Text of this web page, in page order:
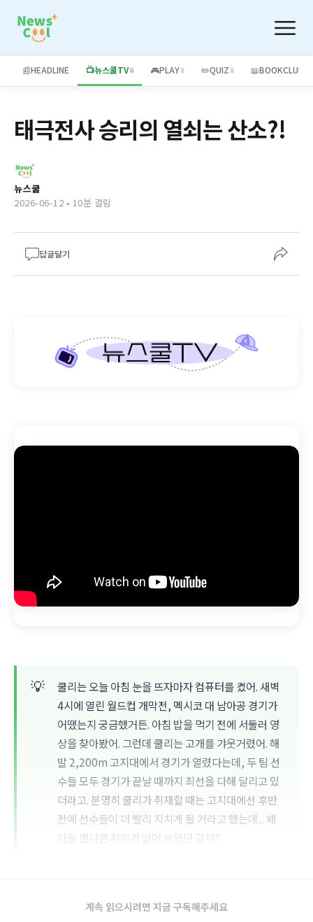
📰HEADLINE 📺뉴스쿨TV🔒 🎮PLAY🔒 ✏️QUIZ 🔒 📖BOOKCLUB
태극전사 승리의 열쇠는 산소?!
뉴스쿨
2026-06-12 - 10분 걸림
답글달기
💡
쿨리는 오늘 아침 눈을 뜨자마자 컴퓨터를 켰어. 새벽
4시에 열린 월드컵 개막전, 멕시코 대 남아공 경기가
어땠는지 궁금했거든. 아침 밥을 먹기 전에 서둘러 영
상을 찾아봤어. 그런데 쿨리는 고개를 갸웃거렸어. 해
발 2,200m 고지대에서 경기가 열렸다는데, 두 팀 선
수들 모두 경기가 끝날 때까지 최선을 다해 달리고 있
더라고. 분명히 쿨리가 취재할 때는 고지대에선 후반
전에 선수들이 더 빨리 지치게 될 거라고 했는데... 왜
다들 별다른 차이가 없어 보였던 걸까?
계속 읽으시려면 지금 구독해주세요